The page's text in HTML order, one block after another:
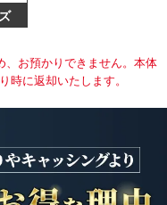
、お預かりできません。本体
時に返却いたします。